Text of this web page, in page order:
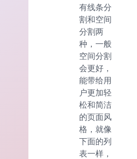
有线条分
割和空间
分割两
种，一般
空间分割
会更好，
能带给用
户更加轻
松和简洁
的页面风
格，就像
下面的列
表一样，